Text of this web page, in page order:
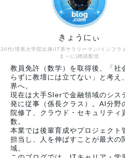
30代/理系大学院出身/IT系サラリーマン/インフラ
ま～に)雑談配信
きょうにぃ
教員免許（数学）を取得後、「社
らずに教壇には立てない」と考え
界へ。
現在は大手SIerで金融領域のシス
発に従事（係長クラス）。AI分野
院修了、クラウド・セキュリティ
数。
本業では後輩育成やプロジェクト
担当し、人を伸ばすことが最大の
域。